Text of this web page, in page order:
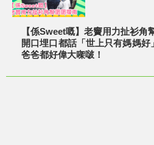
【係Sweet嘅】老竇用力扯衫角
開口埋口都話「世上只有媽媽
爸爸都好偉大㗎啵！